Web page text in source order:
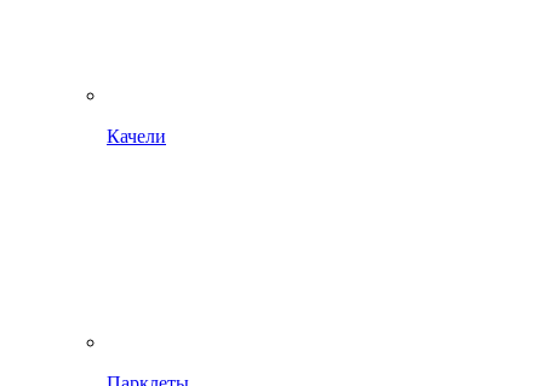
Качели